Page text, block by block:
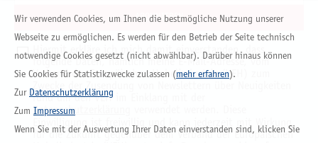
Hiermit erkläre ich mich damit einverstanden, dass
folgende Daten, nämlich meine E-Mail-Adresse, vom
Verband der Europäischen Hobelindustrie (VEH) zum
Zwecke der Zusendung von Newslettern über Neuigkeiten
rund um den VEH im Einklang mit der
Datenschutzerklärung
Einwilligung ist freiwillig und kann jederzeit mit Wirkung
für die Zukunft gegenüber dem Verband der Europäischen
Wir verwenden Cookies, um Ihnen die bestmögliche Nutzung unserer
Webseite zu ermöglichen. Es werden für den Betrieb der Seite technisch
notwendige Cookies gesetzt (nicht abwählbar). Darüber hinaus können
Sie Cookies für Statistikzwecke zulassen (mehr erfahren).
Zur Datenschutzerklärung
Zum Impressum
Wenn Sie mit der Auswertung Ihrer Daten einverstanden sind, klicken Sie